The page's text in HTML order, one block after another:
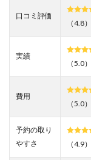
4.8
上！
2
湘南
クリ
分院
の悪
い口
口コミ評価
（4.8）
実績
（5.0）
費用
（5.0）
予約の取り
やすさ
（4.9）